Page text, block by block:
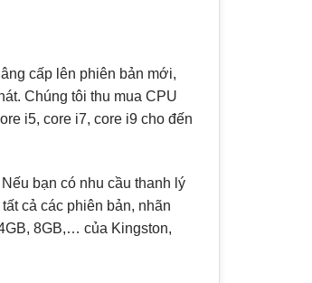
cấp lên phiên bản mới,
Chúng tôi thu mua CPU
i5, core i7, core i9 cho đến
bạn có nhu cầu thanh lý
cả các phiên bản, nhãn
8GB,… của Kingston,